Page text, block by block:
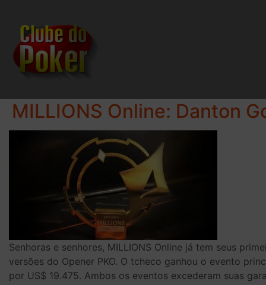
MILLIONS Online: Danton
Senhoras e senhores, MILLIONS Online já tem seus
versões do Opener PKO. O tcheco ganhou o evento
por US$ 19.475. Ambos os eventos excederam suas